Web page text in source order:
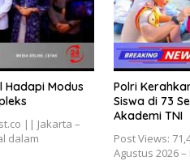
Hadapi Modus
|| Jakarta –
dalam
Polri
Siswa di 73
Akademi TNI
Post Views:
Agustus 2026